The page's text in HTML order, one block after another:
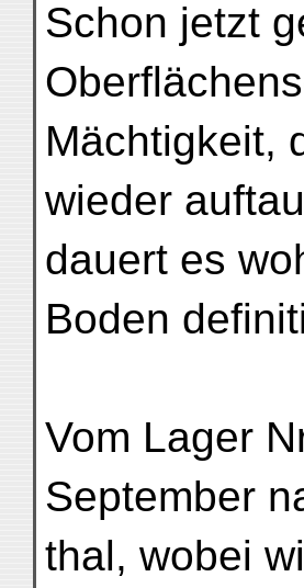
Schon jetzt
Mächtigkeit,
wieder
dauert es
Boden
Vom Lager
September
thal, wobei